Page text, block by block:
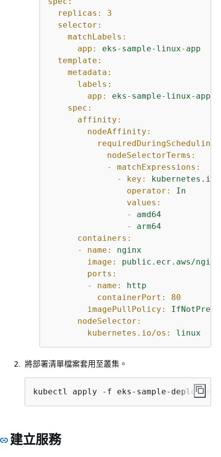
replicas:
3
selector:
matchLabels:
app:
eks-sample-linux-app
template:
metadata:
labels:
app:
eks-sample-linux-app
spec:
affinity:
nodeAffinity:
nodeSelectorTerms:
-
matchExpressions:
-
key:
operator:
In
values:
-
amd64
-
arm64
containers:
-
name:
nginx
image:
public.ecr.aws/
ports:
-
name:
http
containerPort:
80
imagePullPolicy:
nodeSelector:
kubernetes.io/os:
linux
將部署清單檔案套用至叢集。
kubectl apply -f eks-sample-
建立服務